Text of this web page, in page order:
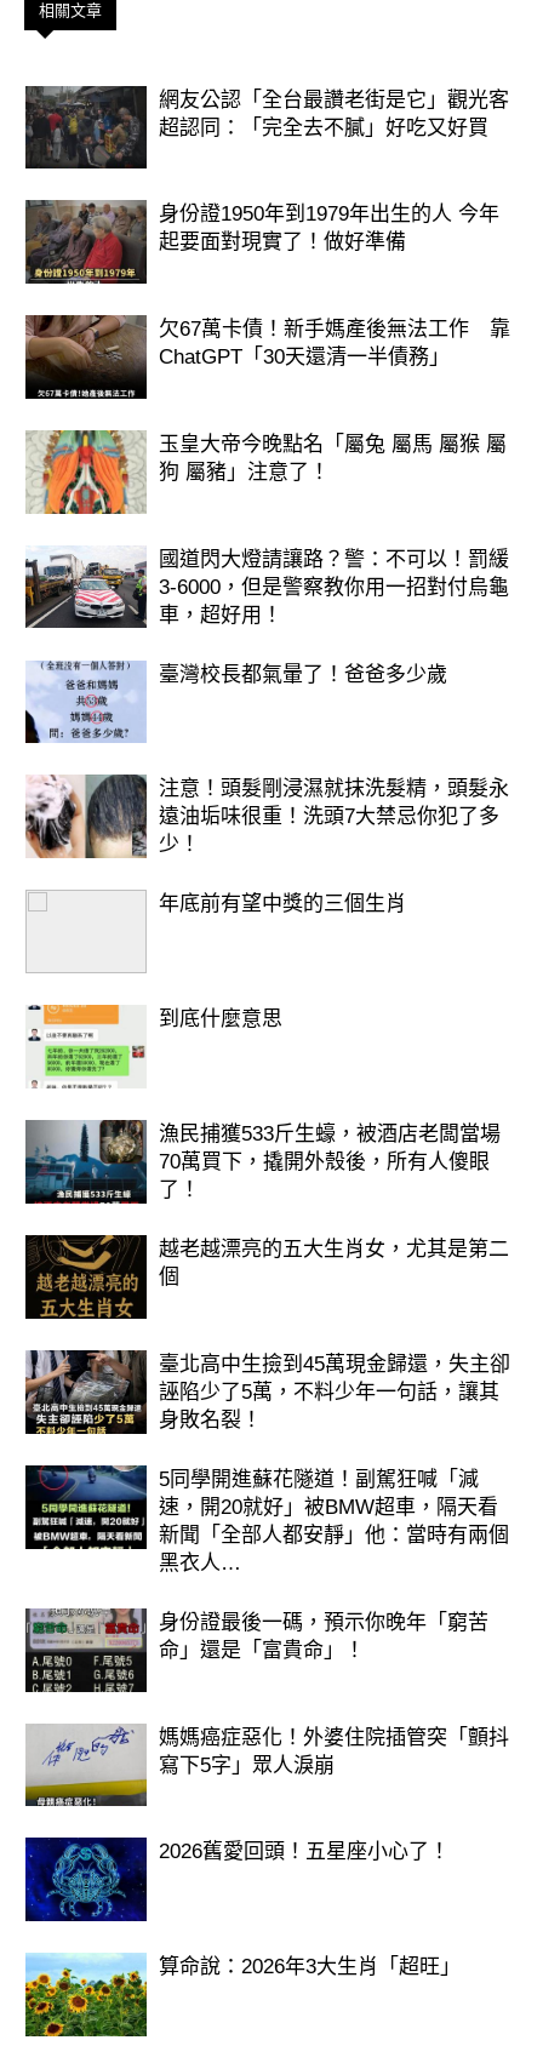
中獎感應：火土相生能量達到今年最高
峰，屬狗人的元神與大地財庫產生百分
之百的深度共振，財門轟然被炸開！
屬狗的朋友近期買彩票，中獎率堪稱恐
怖。您會發生「夢境中出現神祕數字、
或是路過彩券行時心跳加速，結果進去
買就直接中了大額獎金」的大喜事。
「妳一整潔，財路就通」，接住這份小
滿財神親自送來的福報，注定翻身做主
人，數錢數到手抽筋！
相關文章
網友公認「全台最讚老街是它」觀光客
超認同：「完全去不膩」好吃又好買
身份證1950年到1979年出生的人 今年
起要面對現實了！做好準備
欠67萬卡債！新手媽產後無法工作 靠
ChatGPT「30天還清一半債務」
玉皇大帝今晚點名「屬兔 屬馬 屬猴 屬
狗 屬豬」注意了！
國道閃大燈請讓路？警：不可以！罰緩
3-6000，但是警察教你用一招對付烏龜
車，超好用！
臺灣校長都氣暈了！爸爸多少歲
注意！頭髮剛浸濕就抹洗髮精，頭髮永
遠油垢味很重！洗頭7大禁忌你犯了多
少！
年底前有望中獎的三個生肖
到底什麼意思
漁民捕獲533斤生蠔，被酒店老闆當場
70萬買下，撬開外殼後，所有人傻眼
了！
越老越漂亮的五大生肖女，尤其是第二
個
臺北高中生撿到45萬現金歸還，失主卻
誣陷少了5萬，不料少年一句話，讓其
身敗名裂！
5同學開進蘇花隧道！副駕狂喊「減
速，開20就好」被BMW超車，隔天看
新聞「全部人都安靜」他：當時有兩個
黑衣人…
身份證最後一碼，預示你晚年「窮苦
命」還是「富貴命」！
媽媽癌症惡化！外婆住院插管突「顫抖
寫下5字」眾人淚崩
2026舊愛回頭！五星座小心了！
算命說：2026年3大生肖「超旺」